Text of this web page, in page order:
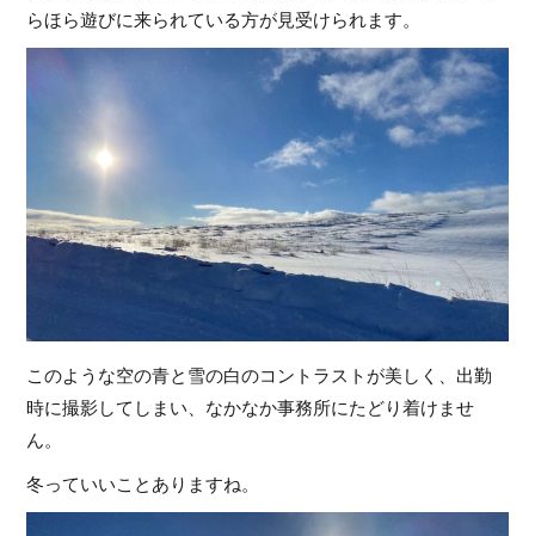
らほら遊びに来られている方が見受けられます。
このような空の青と雪の白のコントラストが美しく、出勤
時に撮影してしまい、なかなか事務所にたどり着けませ
ん。
冬っていいことありますね。